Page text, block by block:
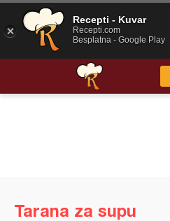
Tarana za supu
Recepti - Kuvar
Recepti.com
Besplatna - Google Play